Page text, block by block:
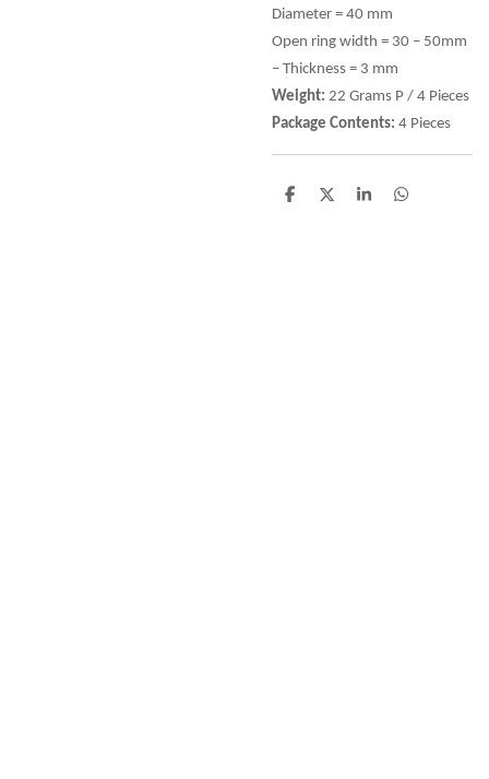
Diameter = 40 mm
Open ring width = 30 – 50mm
– Thickness = 3 mm
Weight: 22 Grams P / 4 Pieces
Package Contents: 4 Pieces
D
D
S
D